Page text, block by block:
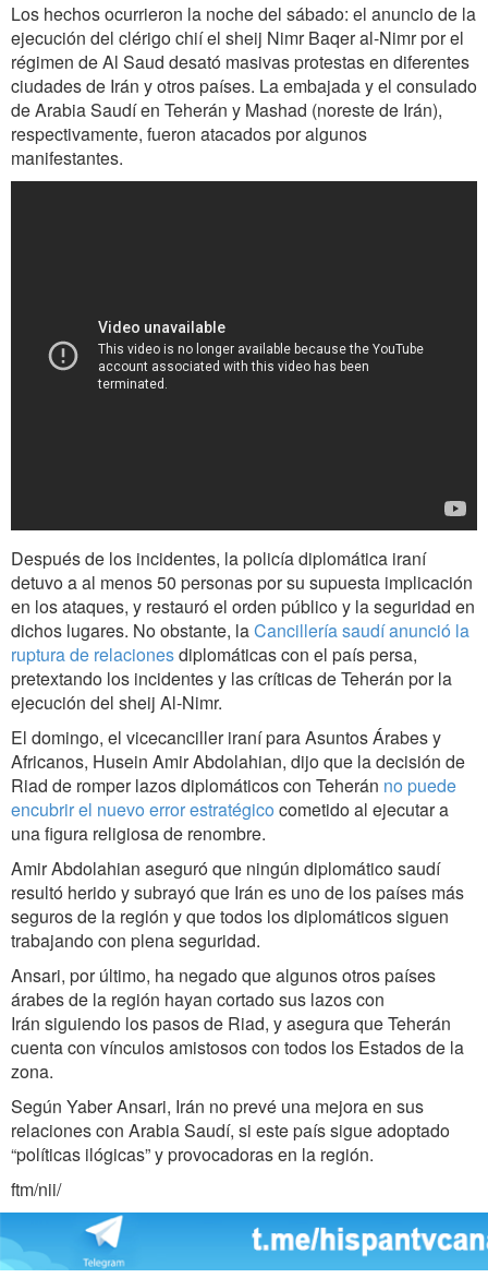
Los hechos ocurrieron la noche del sábado: el anuncio de la
ejecución del clérigo chií el sheij Nimr Baqer al-Nimr por el
régimen de Al Saud desató masivas protestas en diferentes
ciudades de Irán y otros países. La embajada y el consulado
de Arabia Saudí en Teherán y Mashad (noreste de Irán),
respectivamente, fueron atacados por algunos
manifestantes.
Después de los incidentes, la policía diplomática iraní
detuvo a al menos 50 personas por su supuesta implicación
en los ataques, y restauró el orden público y la seguridad en
dichos lugares. No obstante, laCancillería saudí anunció la
ruptura de relacionesdiplomáticas con el país persa,
pretextando los incidentes y las críticas de Teherán por la
ejecución del sheij Al-Nimr.
El domingo, el vicecanciller iraní para Asuntos Árabes y
Africanos, Husein Amir Abdolahian, dijo que la decisión de
Riad de romper lazos diplomáticos con Teherán no puede
encubrir el nuevo error estratégico cometido al ejecutar a
una figura religiosa de renombre.
Amir Abdolahian aseguró que ningún diplomático saudí
resultó herido y subrayó que Irán es uno de los países más
seguros de la región y que todos los diplomáticos siguen
trabajando con plena seguridad.
Ansari, por último, ha negado que algunos otros países
árabes de la región hayan cortado sus lazos con
Irán siguiendo los pasos de Riad, y asegura que Teherán
cuenta con vínculos amistosos con todos los Estados de la
zona.
Según Yaber Ansari, Irán no prevé una mejora en sus
relaciones con Arabia Saudí, si este país sigue adoptado
“políticas ilógicas” y provocadoras en la región.
ftm/nii/